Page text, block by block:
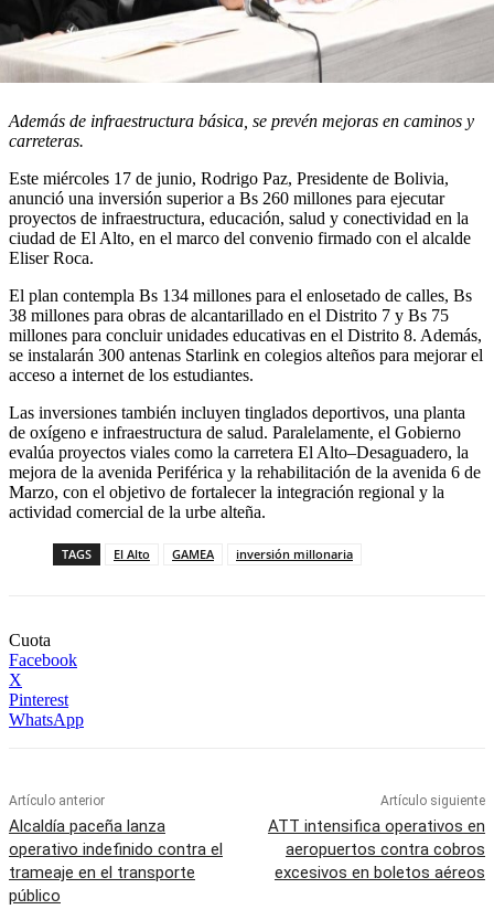
Además de infraestructura básica, se prevén mejoras en caminos y
carreteras.
Este miércoles 17 de junio, Rodrigo Paz, Presidente de Bolivia,
anunció una inversión superior a Bs 260 millones para ejecutar
proyectos de infraestructura, educación, salud y conectividad en la
ciudad de El Alto, en el marco del convenio firmado con el alcalde
Eliser Roca.
El plan contempla Bs 134 millones para el enlosetado de calles, Bs
38 millones para obras de alcantarillado en el Distrito 7 y Bs 75
millones para concluir unidades educativas en el Distrito 8. Además,
se instalarán 300 antenas Starlink en colegios alteños para mejorar el
acceso a internet de los estudiantes.
Las inversiones también incluyen tinglados deportivos, una planta
de oxígeno e infraestructura de salud. Paralelamente, el Gobierno
evalúa proyectos viales como la carretera El Alto–Desaguadero, la
mejora de la avenida Periférica y la rehabilitación de la avenida 6 de
Marzo, con el objetivo de fortalecer la integración regional y la
actividad comercial de la urbe alteña.
TAGS El Alto GAMEA inversión millonaria
Cuota
Facebook
X
Pinterest
WhatsApp
Artículo anterior
Alcaldía paceña lanza
operativo indefinido contra el
trameaje en el transporte
público
Artículo siguiente
ATT intensifica operativos en
aeropuertos contra cobros
excesivos en boletos aéreos